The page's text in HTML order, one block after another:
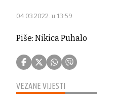
04.03.2022. u 13:59
Piše: Nikica Puhalo
VEZANE VIJESTI